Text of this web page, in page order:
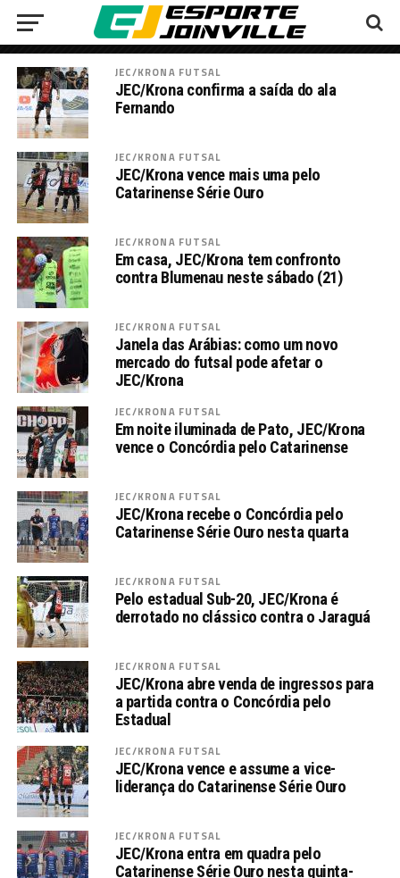
JEC/KRONA FUTSAL
JEC/Krona confirma a saída do ala
Fernando
JEC/KRONA FUTSAL
JEC/Krona vence mais uma pelo
Catarinense Série Ouro
JEC/KRONA FUTSAL
Em casa, JEC/Krona tem confronto
contra Blumenau neste sábado (21)
JEC/KRONA FUTSAL
Janela das Arábias: como um novo
mercado do futsal pode afetar o
JEC/Krona
JEC/KRONA FUTSAL
Em noite iluminada de Pato, JEC/Krona
vence o Concórdia pelo Catarinense
JEC/KRONA FUTSAL
JEC/Krona recebe o Concórdia pelo
Catarinense Série Ouro nesta quarta
JEC/KRONA FUTSAL
Pelo estadual Sub-20, JEC/Krona é
derrotado no clássico contra o Jaraguá
JEC/KRONA FUTSAL
JEC/Krona abre venda de ingressos para
a partida contra o Concórdia pelo
Estadual
JEC/KRONA FUTSAL
JEC/Krona vence e assume a vice-
liderança do Catarinense Série Ouro
JEC/KRONA FUTSAL
JEC/Krona entra em quadra pelo
Catarinense Série Ouro nesta quinta-